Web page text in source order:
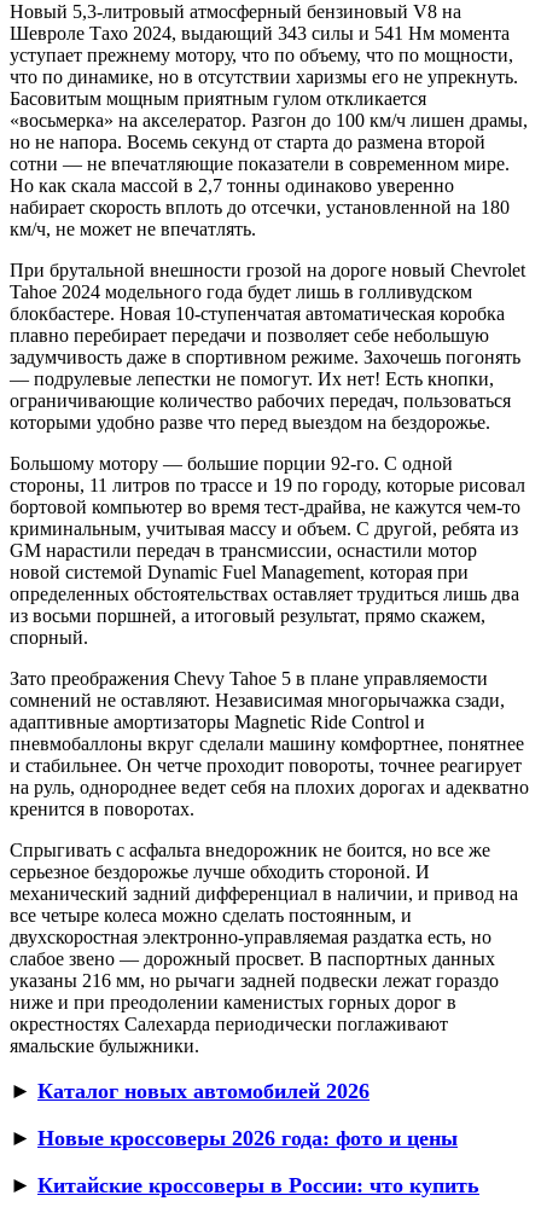
Новый 5,3‑литровый атмосферный бензиновый V8 на
Шевроле Тахо 2024, выдающий 343 силы и 541 Нм момента
уступает прежнему мотору, что по объему, что по мощности,
что по динамике, но в отсутствии харизмы его не упрекнуть.
Басовитым мощным приятным гулом откликается
«восьмерка» на акселератор. Разгон до 100 км/ч лишен драмы,
но не напора. Восемь секунд от старта до размена второй
сотни — не впечатляющие показатели в современном мире.
Но как скала массой в 2,7 тонны одинаково уверенно
набирает скорость вплоть до отсечки, установленной на 180
км/ч, не может не впечатлять.
При брутальной внешности грозой на дороге новый Chevrolet
Tahoe 2024 модельного года будет лишь в голливудском
блокбастере. Новая 10‑ступенчатая автоматическая коробка
плавно перебирает передачи и позволяет себе небольшую
задумчивость даже в спортивном режиме. Захочешь погонять
— подрулевые лепестки не помогут. Их нет! Есть кнопки,
ограничивающие количество рабочих передач, пользоваться
которыми удобно разве что перед выездом на бездорожье.
Большому мотору — большие порции 92‑го. С одной
стороны, 11 литров по трассе и 19 по городу, которые рисовал
бортовой компьютер во время тест-драйва, не кажутся чем-то
криминальным, учитывая массу и объем. С другой, ребята из
GM нарастили передач в трансмиссии, оснастили мотор
новой системой Dynamic Fuel Management, которая при
определенных обстоятельствах оставляет трудиться лишь два
из восьми поршней, а итоговый результат, прямо скажем,
спорный.
Зато преображения Chevy Tahoe 5 в плане управляемости
сомнений не оставляют. Независимая многорычажка сзади,
адаптивные амортизаторы Magnetic Ride Control и
пневмобаллоны вкруг сделали машину комфортнее, понятнее
и стабильнее. Он четче проходит повороты, точнее реагирует
на руль, однороднее ведет себя на плохих дорогах и адекватно
кренится в поворотах.
Спрыгивать с асфальта внедорожник не боится, но все же
серьезное бездорожье лучше обходить стороной. И
механический задний дифференциал в наличии, и привод на
все четыре колеса можно сделать постоянным, и
двухскоростная электронно-управляемая раздатка есть, но
слабое звено — дорожный просвет. В паспортных данных
указаны 216 мм, но рычаги задней подвески лежат гораздо
ниже и при преодолении каменистых горных дорог в
окрестностях Салехарда периодически поглаживают
ямальские булыжники.
► Каталог новых автомобилей 2026
► Новые кроссоверы 2026 года: фото и цены
► Китайские кроссоверы в России: что купить